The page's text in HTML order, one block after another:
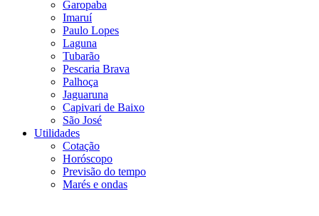
Garopaba
Imaruí
Paulo Lopes
Laguna
Tubarão
Pescaria Brava
Palhoça
Jaguaruna
Capivari de Baixo
São José
Utilidades
Cotação
Horóscopo
Previsão do tempo
Marés e ondas